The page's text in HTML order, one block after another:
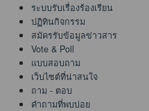
ระบบรับเรื่องร้องเรียน
ปฏิทินกิจกรรม
สมัครรับข้อมูลข่าวสาร
Vote & Poll
แบบสอบถาม
เว็บไซต์ที่น่าสนใจ
ถาม - ตอบ
คำถามที่พบบ่อย